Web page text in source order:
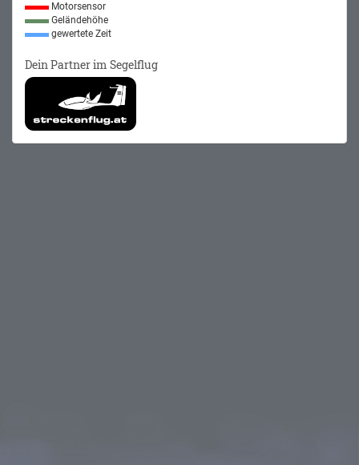
Motorsensor
Geländehöhe
gewertete Zeit
Dein Partner im Segelflug